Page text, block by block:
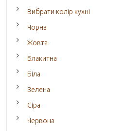
Вибрати колір кухні
Чорна
Жовта
Блакитна
Біла
Зелена
Сіра
Червона